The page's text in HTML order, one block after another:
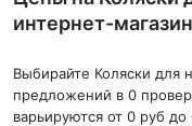
интернет-
Выбирайте Коляски
предложений в 0
варьируются от 0 руб